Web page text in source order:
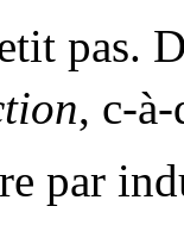
pas.
, c-
par